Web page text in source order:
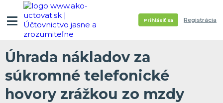
Prihlásiť sa Registrácia
Úhrada nákladov za
súkromné telefonické
hovory zrážkou zo mzdy